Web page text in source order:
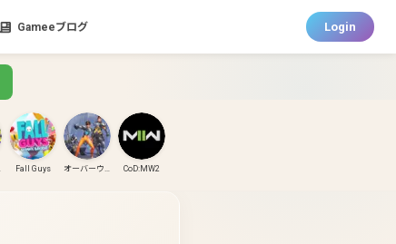
Gameeブログ Login
3 Fall Guys オーバーウォッチ CoD:MW2